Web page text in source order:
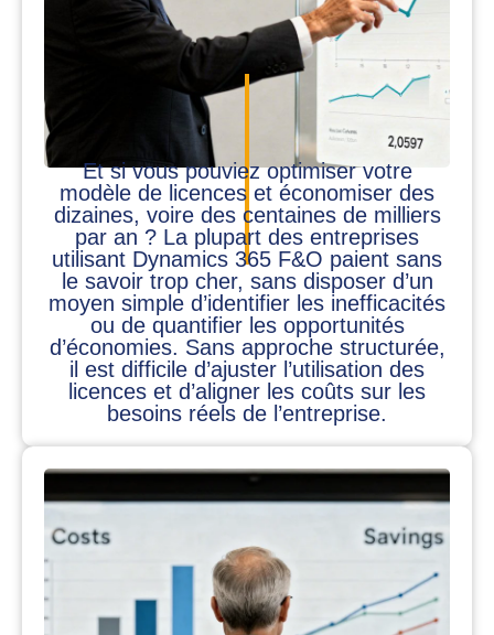
Et si vous pouviez optimiser votre
modèle de licences et économiser des
dizaines, voire des centaines de milliers
par an ? La plupart des entreprises
utilisant Dynamics 365 F&O paient sans
le savoir trop cher, sans disposer d’un
moyen simple d’identifier les inefficacités
ou de quantifier les opportunités
d’économies. Sans approche structurée,
il est difficile d’ajuster l’utilisation des
licences et d’aligner les coûts sur les
besoins réels de l’entreprise.